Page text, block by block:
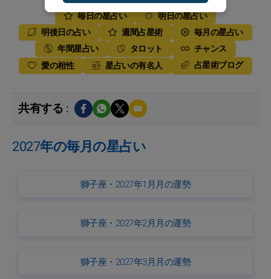
毎日の星占い
明日の星占い
明後日の占い
週間占星術
毎月の星占い
年間星占い
タロット
チャンス
愛の相性
星占いの有名人 占星術ブログ
共有する :
2027年の毎月の星占い
獅子座・2027年1月月の運勢
獅子座・2027年2月月の運勢
獅子座・2027年3月月の運勢